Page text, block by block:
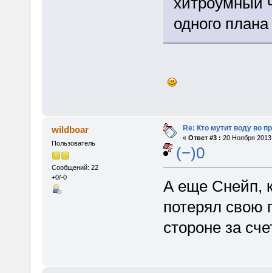
одного
wildboar
Пользователь
Сообщений: 22
+0/-0
Re: Кто мутит воду во
« Ответ #3 : 20 Ноября
(−)0
А еще Снейп,
потерял свою
стороне за